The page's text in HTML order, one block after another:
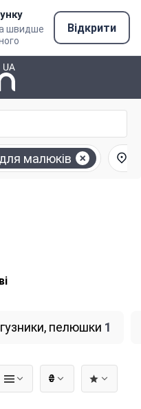
швидше
Відкрити
малюків
пелюшки 1
₴